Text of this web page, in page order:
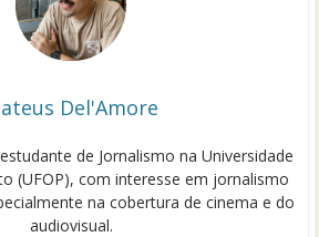
Del'Amore
de Jornalismo na Universidade
(UFOP), com interesse em jornalismo
na cobertura de cinema e do
audiovisual.